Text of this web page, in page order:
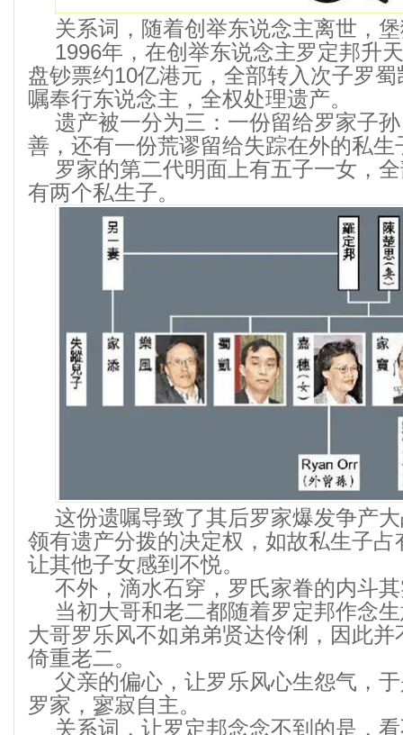
关系词，随着创举东说念主离世，
1996年，在创举东说念主罗定邦升
盘钞票约10亿港元，全部转入次子罗
嘱奉行东说念主，全权处理遗产。
遗产被一分为三：一份留给罗家子
善，还有一份荒谬留给失踪在外的私生
罗家的第二代明面上有五子一女，
有两个私生子。
这份遗嘱导致了其后罗家爆发争产
领有遗产分拨的决定权，如故私生子
让其他子女感到不悦。
不外，滴水石穿，罗氏家眷的内斗
当初大哥和老二都随着罗定邦作念
大哥罗乐风不如弟弟贤达伶俐，因此
倚重老二。
父亲的偏心，让罗乐风心生怨气，
罗家，寥寂自主。
关系词，让罗定邦念念不到的是，